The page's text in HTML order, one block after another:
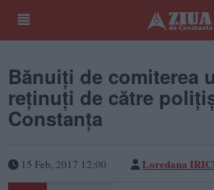
Bănuiți de comiterea
reținuți de către
Constanța
15 Feb, 2017 12:00 Loredana